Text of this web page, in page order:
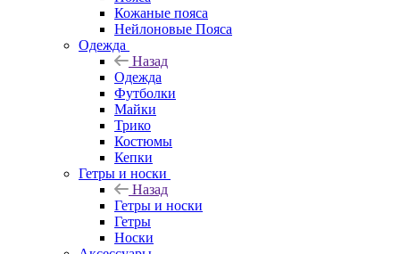
Кожаные пояса
Нейлоновые Пояса
Одежда
Назад
Одежда
Футболки
Майки
Трико
Костюмы
Кепки
Гетры и носки
Назад
Гетры и носки
Гетры
Носки